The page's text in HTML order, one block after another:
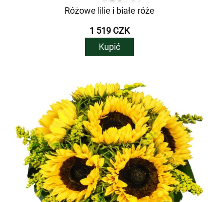
Różowe lilie i białe róże
1 519 CZK
Kupić